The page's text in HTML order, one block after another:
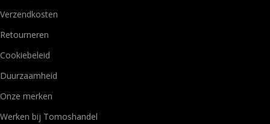
Verzendkosten
Retourneren
Cookiebeleid
Duurzaamheid
Onze merken
Werken bij Tomoshandel